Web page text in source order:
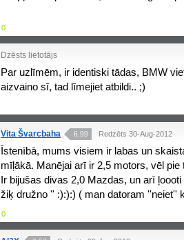
0
Dzēsts lietotājs
Par uzlīmēm, ir identiski tādas, BMW
aizvaino sī, tad līmejiet atbildi.. ;)
Vita Švarcbaha 6.99 Redzēts 30-Aug-2012
Īstenībā, mums visiem ir labas un
mīļākā. Manējai arī ir 2,5 motors, vēl
Ir bijušas divas 2,0 Mazdas, un arī
žiķ družno '' :):):) ( man datoram ''neiet''
0